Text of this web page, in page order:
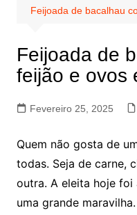
Feijoada de bacalhau
Feijoada de
feijão e ovos
Fevereiro 25, 2025
Quem não gosta de
todas. Seja de carne,
outra. A eleita hoje foi
uma grande maravilha.